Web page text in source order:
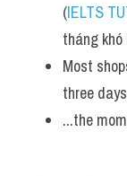
(IELTS
tháng
Most
three
...the